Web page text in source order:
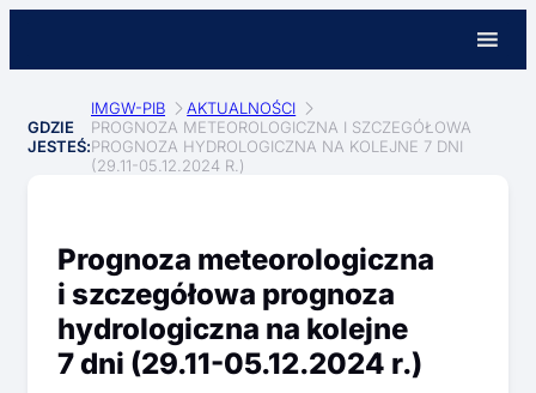
GDZIE
JESTEŚ:
IMGW-PIB
AKTUALNOŚCI
PROGNOZA METEOROLOGICZNA I SZCZEGÓŁOWA
PROGNOZA HYDROLOGICZNA NA KOLEJNE 7 DNI
(29.11-05.12.2024 R.)
Prognoza meteorologiczna
i szczegółowa prognoza
hydrologiczna na kolejne
7 dni (29.11-05.12.2024 r.)